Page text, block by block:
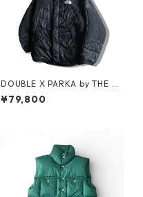
DOUBLE X PARKA by THE N
ORTH FACE
¥79,800